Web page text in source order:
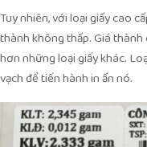
Tuy nhiên, với loại giấy cao
thành không thấp. Giá
hơn những loại giấy khác.
vạch để tiến hành in ấn nó.